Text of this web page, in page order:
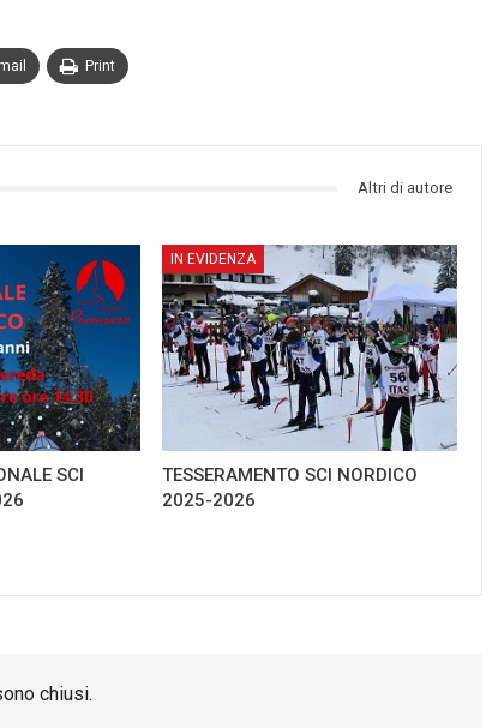
Print
Altri di autore
SCI
IN EVIDENZA
TESSERAMENTO SCI NORDICO
2025-2026
chiusi.